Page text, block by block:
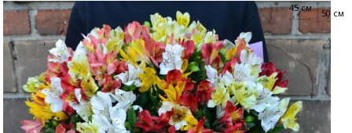
50 см
45 см